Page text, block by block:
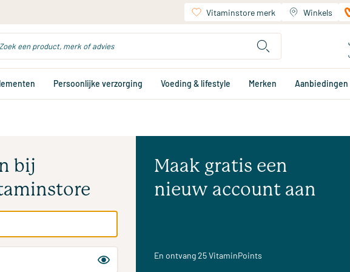
Vitaminstore merk Winkels
Persoonlijke verzorging Voeding & lifestyle Merken Aanbiedingen
bij
Maak gratis een
nieuw account aan
En ontvang 25 VitaminPoints